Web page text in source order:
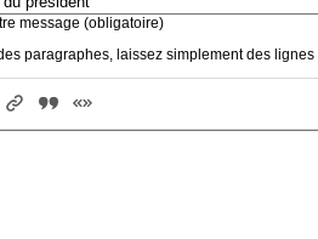
message (obligatoire)
paragraphes, laissez simplement des lignes